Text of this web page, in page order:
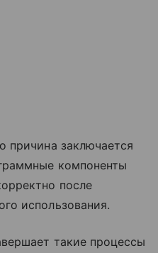
причина заключается
компоненты
после
использования.
такие процессы